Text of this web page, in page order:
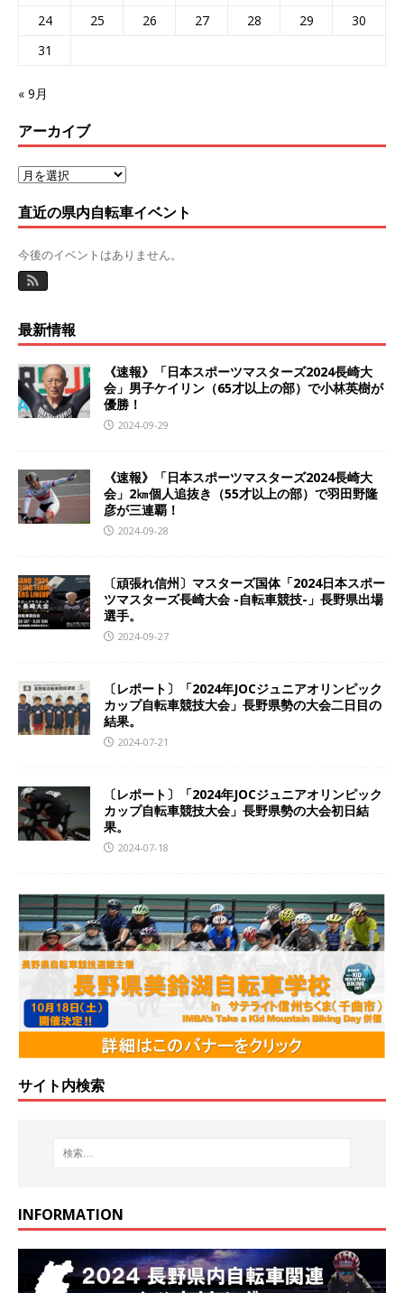
24
25 26 27 28 29
30
31
« 9月
アーカイブ
直近の県内自転車イベント
今後のイベントはありません。
最新情報
《速報》「日本スポーツマスターズ2024長崎大
会」男子ケイリン（65才以上の部）で小林英樹が
優勝！
2024-09-29
《速報》「日本スポーツマスターズ2024長崎大
会」2㎞個人追抜き（55才以上の部）で羽田野隆
彦が三連覇！
2024-09-28
〔頑張れ信州〕マスターズ国体「2024日本スポー
ツマスターズ長崎大会 -自転車競技-」長野県出場
選手。
2024-09-27
〔レポート〕「2024年JOCジュニアオリンピック
カップ自転車競技大会」長野県勢の大会二日目の
結果。
2024-07-21
〔レポート〕「2024年JOCジュニアオリンピック
カップ自転車競技大会」長野県勢の大会初日結
果。
2024-07-18
サイト内検索
INFORMATION